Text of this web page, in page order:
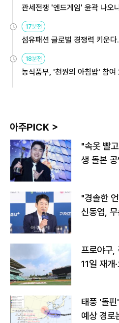
관세전쟁 '엔드게임' 윤곽 나오
용해야
17분전
섬유패션 글로벌 경쟁력 키운
원
18분전
농식품부, '천원의 아침밥' 참
아주PICK >
"속옷 빨
생 돌본
"경솔한
신동엽,
프로야구,
11일 재개
태풍 '돌
예상 경로